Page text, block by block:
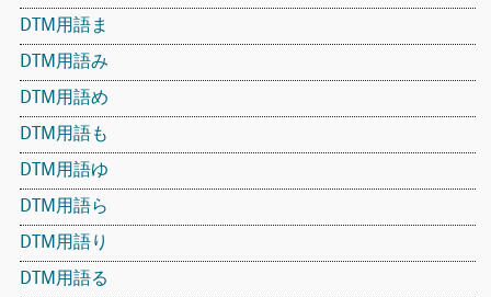
DTM用語ま
DTM用語み
DTM用語め
DTM用語も
DTM用語ゆ
DTM用語ら
DTM用語り
DTM用語る